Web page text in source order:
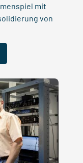
mit
von